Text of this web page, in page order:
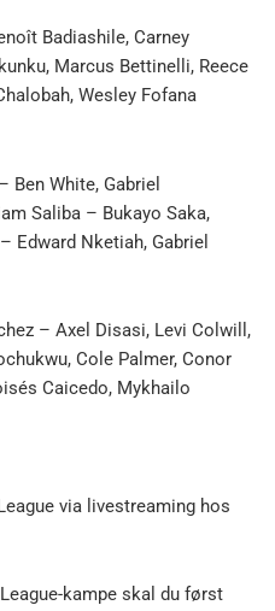
Badiashile, Carney
Marcus Bettinelli, Reece
Wesley Fofana
Ben White, Gabriel
Saliba – Bukayo Saka,
Edward Nketiah, Gabriel
– Axel Disasi, Levi Colwill,
Cole Palmer, Conor
Caicedo, Mykhailo
via livestreaming hos
kampe skal du først